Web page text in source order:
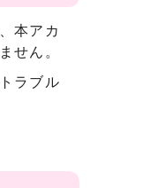
本アカ
せん。
ラブル